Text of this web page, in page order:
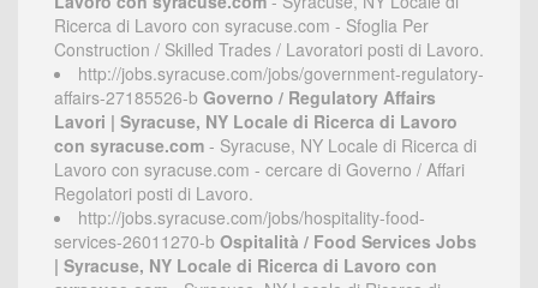
Ricerca di Lavoro con syracuse.com - Sfoglia Per
Construction / Skilled Trades / Lavoratori posti di Lavoro.
http://jobs.syracuse.com/jobs/government-regulatory-
affairs-27185526-b Governo / Regulatory Affairs
Lavori | Syracuse, NY Locale di Ricerca di Lavoro
con syracuse.com - Syracuse, NY Locale di Ricerca di
Lavoro con syracuse.com - cercare di Governo / Affari
Regolatori posti di Lavoro.
http://jobs.syracuse.com/jobs/hospitality-food-
services-26011270-b Ospitalità / Food Services Jobs
| Syracuse, NY Locale di Ricerca di Lavoro con